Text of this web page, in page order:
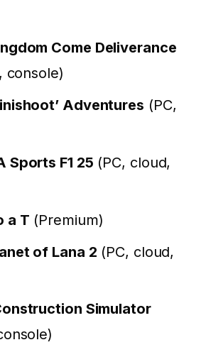
Come Deliverance
console)
Adventures (PC,
Sports F1 25 (PC, cloud,
a T (Premium)
of Lana 2 (PC, cloud,
Simulator